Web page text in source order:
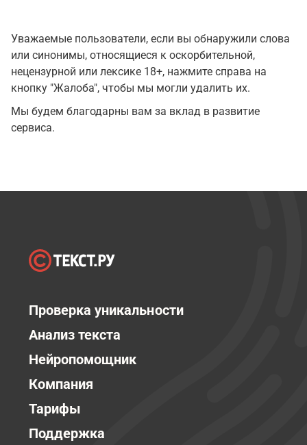
Уважаемые пользователи, если вы обнаружили слова
или синонимы, относящиеся к оскорбительной,
нецензурной или лексике 18+, нажмите справа на
кнопку "Жалоба", чтобы мы могли удалить их.
Мы будем благодарны вам за вклад в развитие
сервиса.
Проверка уникальности
Анализ текста
Нейропомощник
Компания
Тарифы
Поддержка